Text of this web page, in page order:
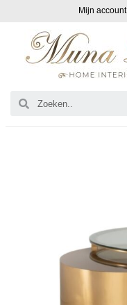
Mijn account